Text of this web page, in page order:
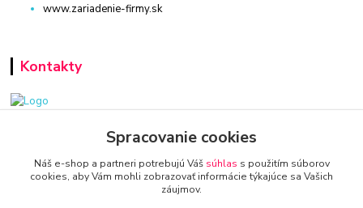
www.zariadenie-firmy.sk
Kontakty
www.zariadenie-firmy.sk
+421 940 949 000
Spracovanie cookies
Náš e-shop a partneri potrebujú Váš súhlas s použitím súborov
cookies, aby Vám mohli zobrazovať informácie týkajúce sa Vašich
záujmov.